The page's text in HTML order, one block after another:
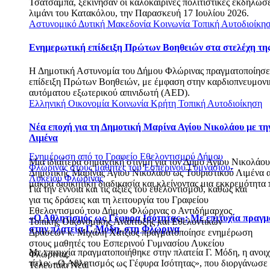
λιμάνι του Κατακόλου, την Παρασκευή 17 Ιουλίου 2026.
Αστυνομικό Δυτική Μακεδονία Κοινωνία Τοπική
Ενημερωτική επίδειξη Πρώτων Βοηθειών στα στελέχη
Η Δημοτική Αστυνομία του Δήμου Φλώρινας
επίδειξη Πρώτων Βοηθειών, με έμφαση στην
αυτόματου εξωτερικού απινιδωτή (AED).
Ελληνική Οικονομία Κοινωνία Κρήτη Τοπική Αυτοδιοίκηση
Νέα εποχή για τη Δημοτική Μαρίνα Αγίου Νικολάου με
Λιμένα
Μια ιδιαίτερα σημαντική στιγμή για τον Δήμο Αγίου
Δημοτικής Μαρίνας Αγίου Νικολάου ως Τουριστικού
μακρά διοικητική διαδικασία και κλείνοντας μια
«Ο Αθλητισμός ως Γέφυρα Ισότητας»: Με επιτυχία
στην πλατεία Γ. Μόδη, στη Φλώρινα
Με επιτυχία πραγματοποιήθηκε στην πλατεία Γ. Μόδη, η
τίτλο: «Ο Αθλητισμός ως Γέφυρα Ισότητας», που
Ενημέρωση από το Γραφείο Εθελοντισμού Δήμου
Φλώρινας στους μαθητές του Εσπερινού Γυμνασίου-
Λυκείου Φλώρινας
Για την έννοια και τις αξίες του εθελοντισμού, καθώς και
για τις δράσεις και τη λειτουργία του Γραφείου
Εθελοντισμού του Δήμου Φλώρινας ο Αντιδήμαρχος
Τοπικής Οικονομικής Ανάπτυξης και Εθελοντικών
Δράσεων κ. Μιχάλη Χάτζιος πραγματοποίησε ενημέρωση
στους μαθητές του Εσπερινού Γυμνασίου Λυκείου
Φλώρινας.
Τελευταία Νέα